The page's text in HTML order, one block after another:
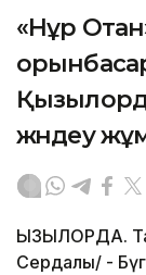
«Нұр
жөндеу
ҚЫЗЫЛОРДА.
Сердалы/ -